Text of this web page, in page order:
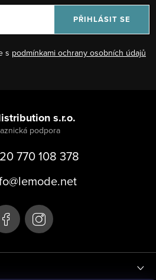
s podmínkami ochrany osobních údajů
PŘIHLÁSIT SE
s.r.o.
770 108 378
@lemode.net